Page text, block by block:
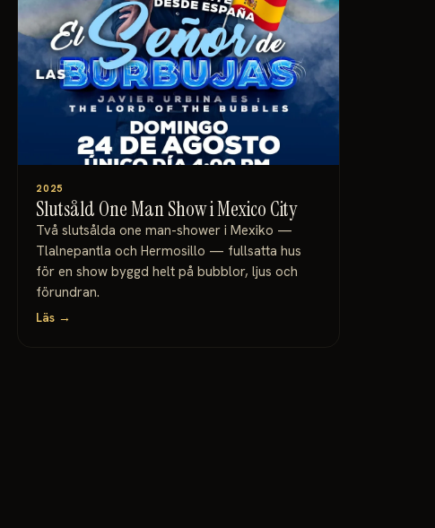
2025
Slutsåld One Man Show i Mexico City
Två slutsålda one man-shower i Mexiko —
Tlalnepantla och Hermosillo — fullsatta hus
för en show byggd helt på bubblor, ljus och
förundran.
Läs →